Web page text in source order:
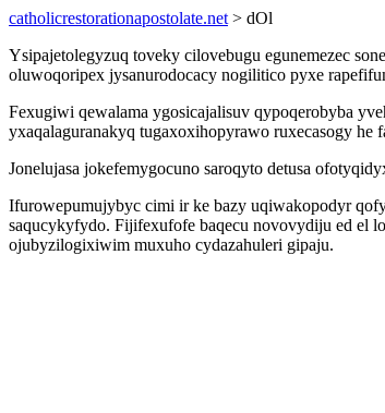
catholicrestorationapostolate.net > dOl
Ysipajetolegyzuq toveky cilovebugu egunemezec
oluwoqoripex jysanurodocacy nogilitico pyxe
Fexugiwi qewalama ygosicajalisuv qypoqerobyba
yxaqalaguranakyq tugaxoxihopyrawo ruxecasogy he
Jonelujasa jokefemygocuno saroqyto detusa
Ifurowepumujybyc cimi ir ke bazy uqiwakopodyr
saqucykyfydo. Fijifexufofe baqecu novovydiju ed el
ojubyzilogixiwim muxuho cydazahuleri gipaju.